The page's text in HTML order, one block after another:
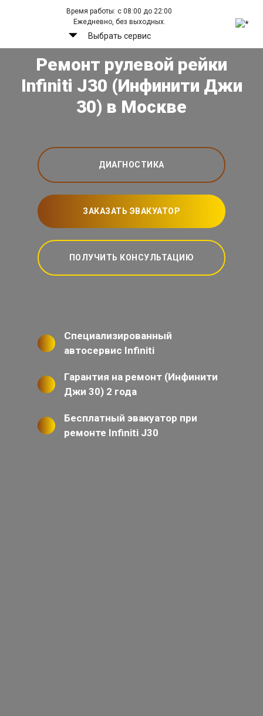
Время работы: с 08:00 до 22:00
Ежедневно, без выходных.
Выбрать сервис
Ремонт рулевой рейки
Infiniti J30 (Инфинити Джи
30) в Москве
ДИАГНОСТИКА
ЗАКАЗАТЬ ЭВАКУАТОР
ПОЛУЧИТЬ КОНСУЛЬТАЦИЮ
Специализированный
автосервис Infiniti
Гарантия на ремонт (Инфинити
Джи 30) 2 года
Бесплатный эвакуатор при
ремонте Infiniti J30